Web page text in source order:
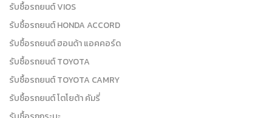
รับซื้อรถยนต์ VIOS
รับซื้อรถยนต์ HONDA ACCORD
รับซื้อรถยนต์ ฮอนด้า แอคคอร์ด
รับซื้อรถยนต์ TOYOTA
รับซื้อรถยนต์ TOYOTA CAMRY
รับซื้อรถยนต์ โตโยต้า คัมรี่